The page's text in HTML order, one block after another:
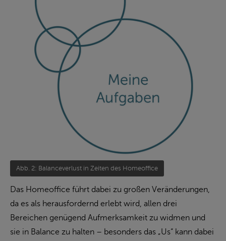
Abb. 2: Balanceverlust in Zeiten des Homeoffice
Das Homeoffice führt dabei zu großen Veränderungen,
da es als herausfordernd erlebt wird, allen drei
Bereichen genügend Aufmerksamkeit zu widmen und
sie in Balance zu halten – besonders das „Us“ kann dabei